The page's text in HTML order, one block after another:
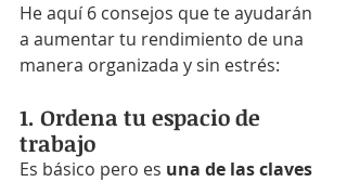
He aquí 6 consejos que te ayudarán
a aumentar tu rendimiento de una
manera organizada y sin estrés:
1. Ordena tu espacio de
trabajo
Es básico pero es una de las claves